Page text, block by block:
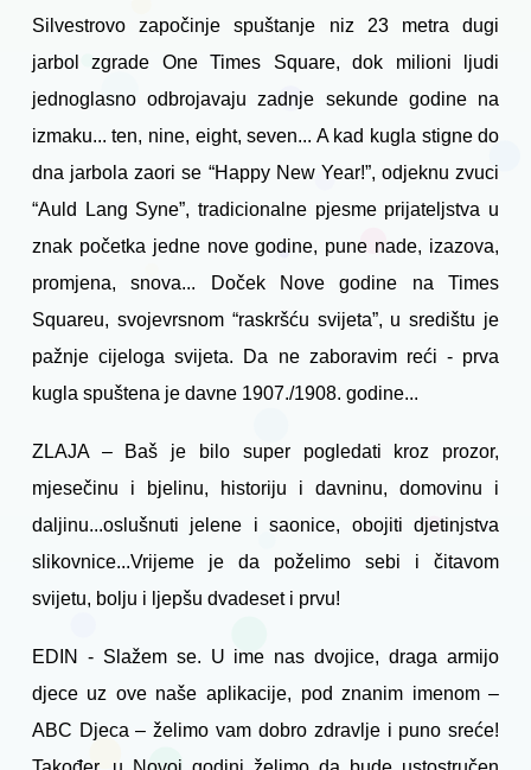
Silvestrovo započinje spuštanje niz 23 metra dugi
jarbol zgrade One Times Square, dok milioni ljudi
jednoglasno odbrojavaju zadnje sekunde godine na
izmaku... ten, nine, eight, seven... A kad kugla stigne do
dna jarbola zaori se “Happy New Year!”, odjeknu zvuci
“Auld Lang Syne”, tradicionalne pjesme prijateljstva u
znak početka jedne nove godine, pune nade, izazova,
promjena, snova... Doček Nove godine na Times
Squareu, svojevrsnom “raskršću svijeta”, u središtu je
pažnje cijeloga svijeta. Da ne zaboravim reći - prva
kugla spuštena je davne 1907./1908. godine...
ZLAJA – Baš je bilo super pogledati kroz prozor,
mjesečinu i bjelinu, historiju i davninu, domovinu i
daljinu...oslušnuti jelene i saonice, obojiti djetinjstva
slikovnice...Vrijeme je da poželimo sebi i čitavom
svijetu, bolju i ljepšu dvadeset i prvu!
EDIN - Slažem se. U ime nas dvojice, draga armijo
djece uz ove naše aplikacije, pod znanim imenom –
ABC Djeca – želimo vam dobro zdravlje i puno sreće!